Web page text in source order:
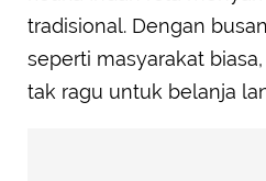
tradisional. Dengan
seperti masyarakat
tak ragu untuk belanja